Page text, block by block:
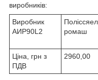
виробників:
Виробник
АИР90L2
ромаш
Ціна, грн з
ПДВ
2960,00